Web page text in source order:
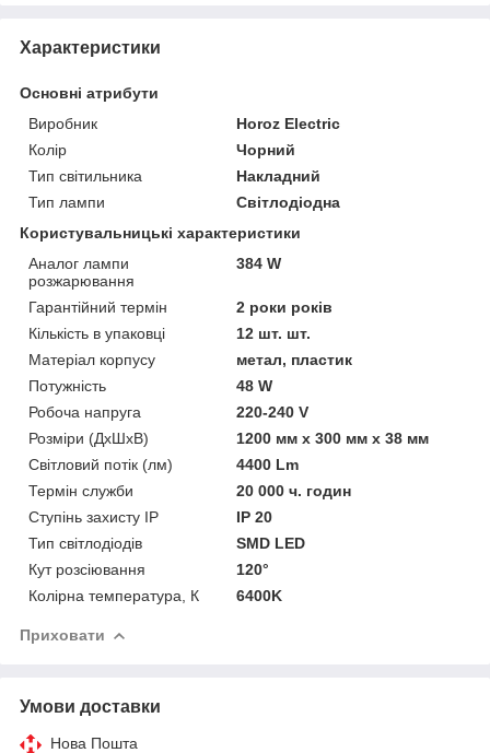
Характеристики
Основні атрибути
Виробник
Horoz Electric
Колір
Чорний
Тип світильника
Накладний
Тип лампи
Світлодіодна
Користувальницькі характеристики
Аналог лампи
розжарювання
384 W
Гарантійний термін
2 роки років
Кількість в упаковці
12 шт. шт.
Матеріал корпусу
метал, пластик
Потужність
48 W
Робоча напруга
220-240 V
Розміри (ДхШхВ)
1200 мм х 300 мм х 38 мм
Світловий потік (лм)
4400 Lm
Термін служби
20 000 ч. годин
Ступінь захисту IP
IP 20
Тип світлодіодів
SMD LED
Кут розсіювання
120°
Колірна температура, К
6400K
Приховати
Умови доставки
Нова Пошта